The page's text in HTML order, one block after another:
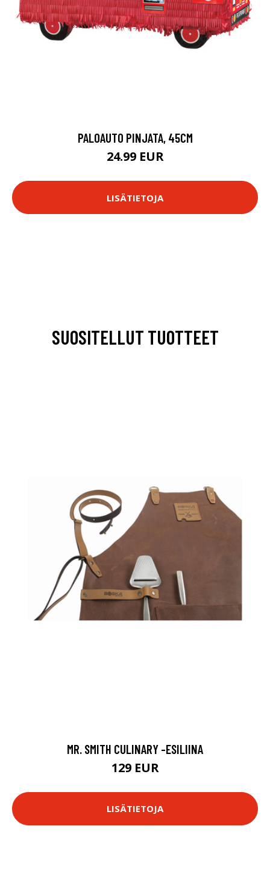
PALOAUTO PINJATA, 45CM
24.99 EUR
LISÄTIETOJA
SUOSITELLUT TUOTTEET
MR. SMITH CULINARY -ESILIINA
129 EUR
LISÄTIETOJA